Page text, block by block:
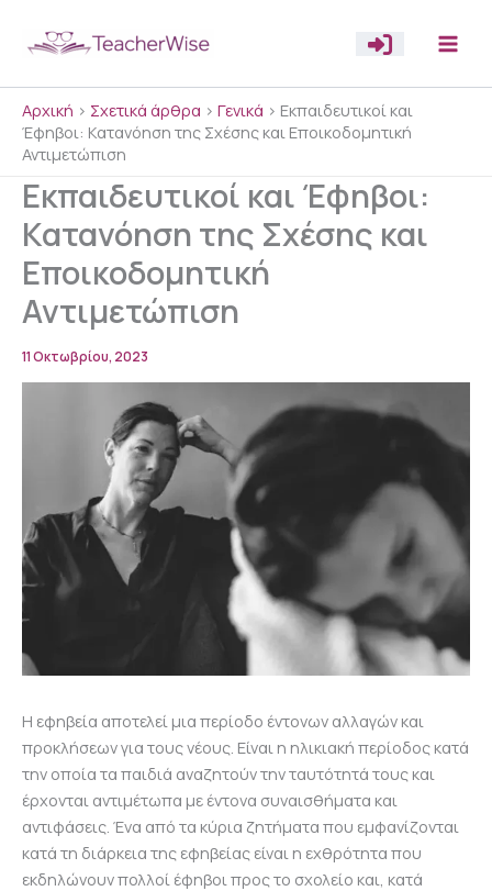
Αρχική > Σχετικά άρθρα > Γενικά > Εκπαιδευτικοί και
Έφηβοι: Κατανόηση της Σχέσης και Εποικοδομητική
Αντιμετώπιση
Εκπαιδευτικοί και Έφηβοι:
Κατανόηση της Σχέσης και
Εποικοδομητική
Αντιμετώπιση
11 Οκτωβρίου, 2023
Η εφηβεία αποτελεί μια περίοδο έντονων αλλαγών και
προκλήσεων για τους νέους. Είναι η ηλικιακή περίοδος κατά
την οποία τα παιδιά αναζητούν την ταυτότητά τους και
έρχονται αντιμέτωπα με έντονα συναισθήματα και
αντιφάσεις. Ένα από τα κύρια ζητήματα που εμφανίζονται
κατά τη διάρκεια της εφηβείας είναι η εχθρότητα που
εκδηλώνουν πολλοί έφηβοι προς το σχολείο και, κατά